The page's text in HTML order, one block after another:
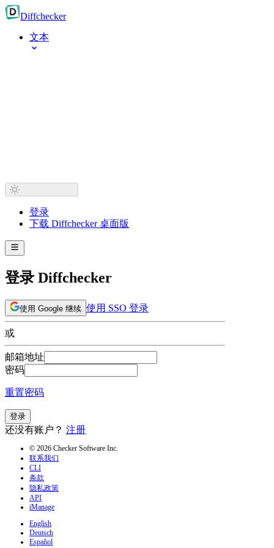
Diffchecker
文本
登录
下载 Diffchecker 桌面版
登录 Diffchecker
使用 Google 继续 使用 SSO 登录
或
邮箱地址
密码
重置密码
登录
还没有账户？ 注册
© 2026 Checker Software Inc.
联系我们
CLI
条款
隐私政策
API
iManage
English
Deutsch
Español